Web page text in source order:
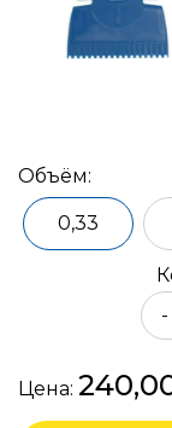
Объём:
0,33
-
Цена: